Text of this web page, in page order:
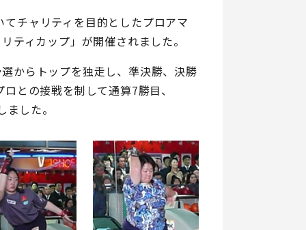
チャリティを目的としたプロアマ
ティカップ」が開催されました。
からトップを独走し、準決勝、決勝
との接戦を制して通算7勝目、
した。